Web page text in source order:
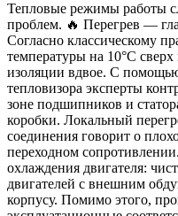
Тепловые режимы работы
проблем. 🔥 Перегрев —
Согласно классическому
температуры на 10°C
изоляции вдвое. С
тепловизора эксперты
зоне подшипников и
коробки. Локальный
соединения говорит о
переходном
охлаждения двигателя:
двигателей с внешним
корпусу. Помимо этого,